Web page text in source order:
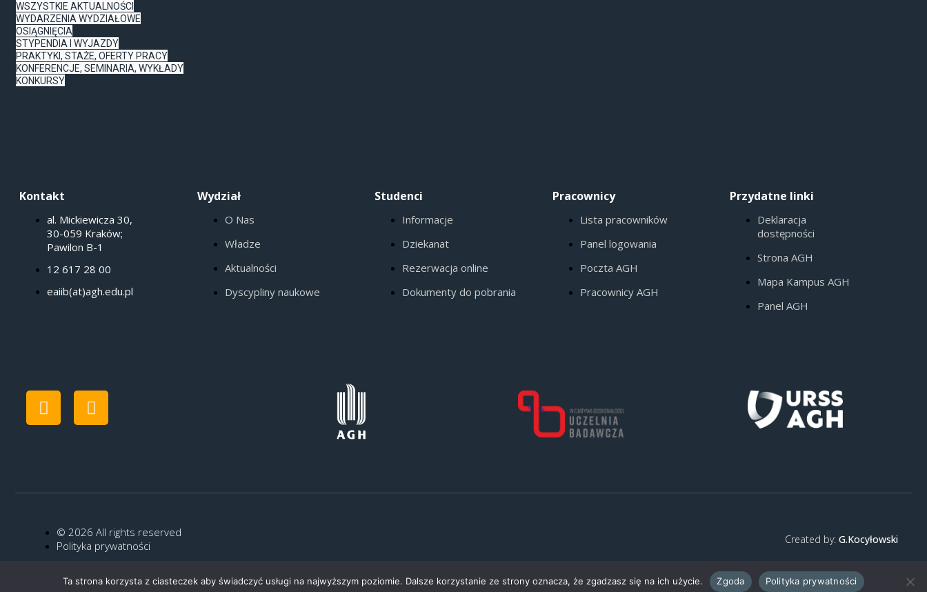
WSZYSTKIE AKTUALNOŚCI
WYDARZENIA WYDZIAŁOWE
OSIĄGNIĘCIA
STYPENDIA I WYJAZDY
PRAKTYKI, STAŻE, OFERTY PRACY
KONFERENCJE, SEMINARIA, WYKŁADY
KONKURSY
Kontakt
al. Mickiewicza 30,
30-059 Kraków;
Pawilon B-1
12 617 28 00
eaiib(at)agh.edu.pl
Wydział
O Nas
Władze
Aktualności
Dyscypliny naukowe
Studenci
Informacje
Dziekanat
Rezerwacja online
Dokumenty do pobrania
Pracownicy
Lista pracowników
Panel logowania
Poczta AGH
Pracownicy AGH
Przydatne linki
Deklaracja
dostępności
Strona AGH
Mapa Kampus AGH
Panel AGH
© 2026 All rights reserved
Polityka prywatności
Created by: G.Kocyłowski
Ta strona korzysta z ciasteczek aby świadczyć usługi na najwyższym poziomie. Dalsze korzystanie ze strony oznacza, że zgadzasz się na ich użycie. Zgoda Polityka prywatności